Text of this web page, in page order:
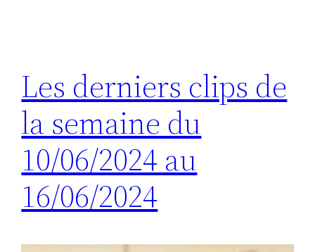
Les derniers clips de
la semaine du
10/06/2024 au
16/06/2024